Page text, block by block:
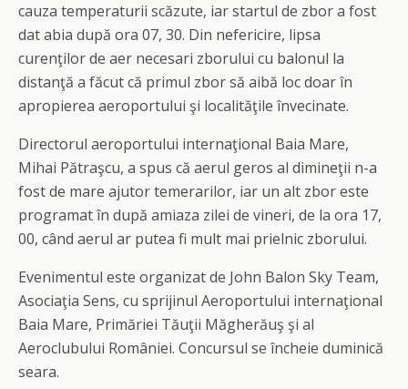
cauza temperaturii scăzute, iar startul de zbor a fost
dat abia după ora 07, 30. Din nefericire, lipsa
curenţilor de aer necesari zborului cu balonul la
distanţă a făcut că primul zbor să aibă loc doar în
apropierea aeroportului şi localităţile învecinate.
Directorul aeroportului internaţional Baia Mare,
Mihai Pătraşcu, a spus că aerul geros al dimineţii n-a
fost de mare ajutor temerarilor, iar un alt zbor este
programat în după amiaza zilei de vineri, de la ora 17,
00, când aerul ar putea fi mult mai prielnic zborului.
Evenimentul este organizat de John Balon Sky Team,
Asociaţia Sens, cu sprijinul Aeroportului internaţional
Baia Mare, Primăriei Tăuţii Măgherăuş şi al
Aeroclubului României. Concursul se încheie duminică
seara.